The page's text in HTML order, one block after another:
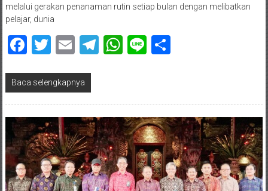
melalui gerakan penanaman rutin setiap bulan dengan melibatkan
pelajar, dunia
Facebook
Twitter
EmailTelegram
WhatsApp
LineShare
Baca selengkapnya